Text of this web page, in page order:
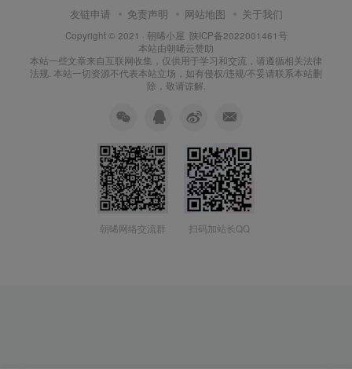
友链申请 免责声明 网站地图 关于我们
Copyright © 2021 · 朝晞小屋 陕ICP备2022001461号
本站由朝晞云赞助
本站一些文章来自互联网收集，仅供用于学习和交流，请遵循相关法律
法规. 本站一切资源不代表本站立场，如有侵权/违规/不妥请联系本站删
除，敬请谅解.
朝晞网络交流群 扫码加站长QQ